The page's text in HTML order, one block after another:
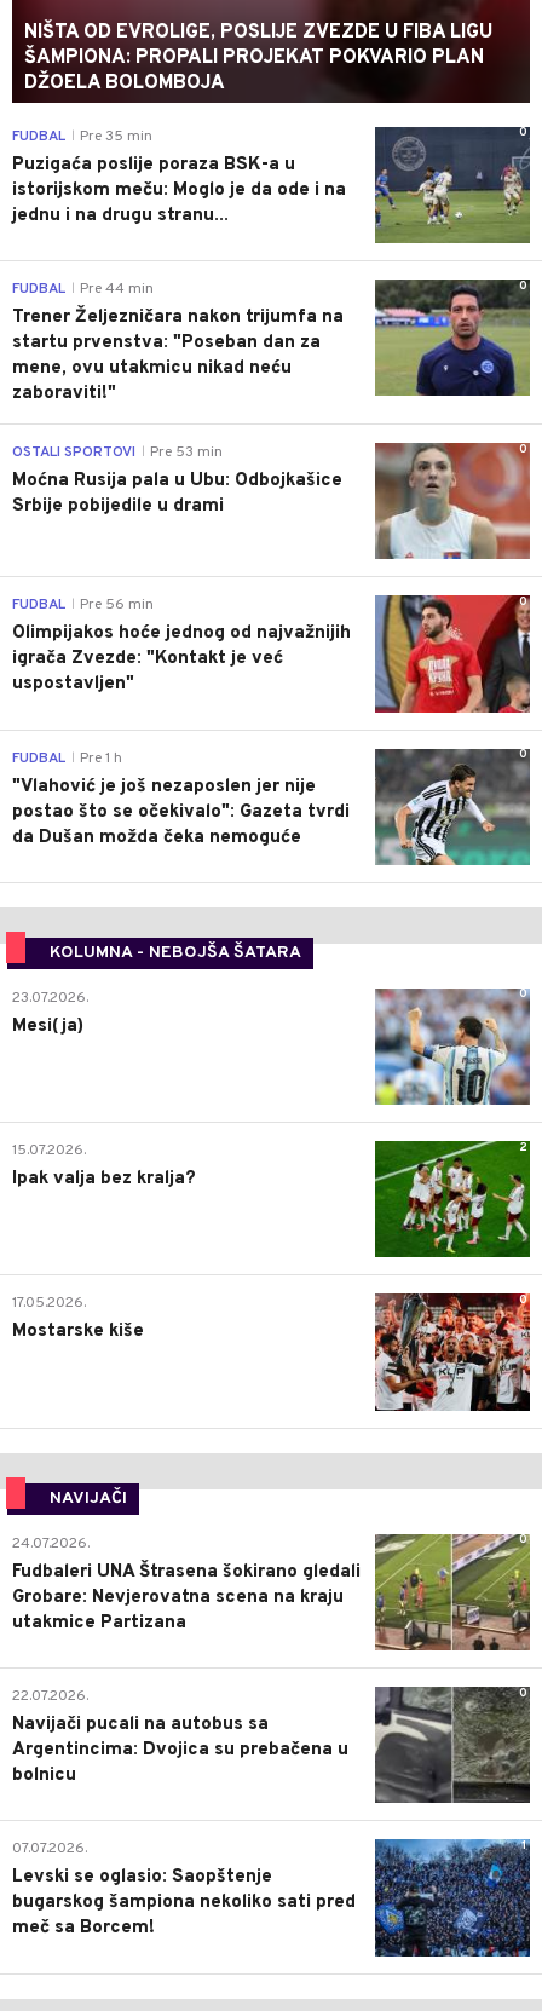
NIŠTA OD EVROLIGE, POSLIJE ZVEZDE U FIBA LIGU
ŠAMPIONA: PROPALI PROJEKAT POKVARIO PLAN
DŽOELA BOLOMBOJA
0
FUDBAL Pre 35 min
Puzigaća poslije poraza BSK-a u
istorijskom meču: Moglo je da ode i na
jednu i na drugu stranu...
0
FUDBAL Pre 44 min
Trener Željezničara nakon trijumfa na
startu prvenstva: "Poseban dan za
mene, ovu utakmicu nikad neću
zaboraviti!"
0
OSTALI SPORTOVI Pre 53 min
Moćna Rusija pala u Ubu: Odbojkašice
Srbije pobijedile u drami
0
FUDBAL Pre 56 min
Olimpijakos hoće jednog od najvažnijih
igrača Zvezde: "Kontakt je već
uspostavljen"
0
FUDBAL Pre 1 h
"Vlahović je još nezaposlen jer nije
postao što se očekivalo": Gazeta tvrdi
da Dušan možda čeka nemoguće
KOLUMNA - NEBOJŠA ŠATARA
0
23.07.2026.
Mesi(ja)
2
15.07.2026.
Ipak valja bez kralja?
0
17.05.2026.
Mostarske kiše
NAVIJAČI
0
24.07.2026.
Fudbaleri UNA Štrasena šokirano gledali
Grobare: Nevjerovatna scena na kraju
utakmice Partizana
0
22.07.2026.
Navijači pucali na autobus sa
Argentincima: Dvojica su prebačena u
bolnicu
1
07.07.2026.
Levski se oglasio: Saopštenje
bugarskog šampiona nekoliko sati pred
meč sa Borcem!